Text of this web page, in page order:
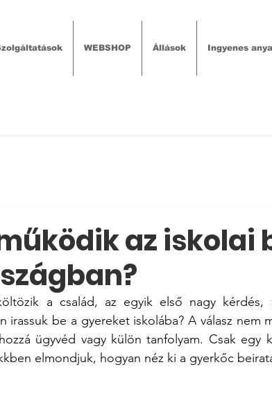
WEBSHOP Állások Ingyenes
az iskolai
a család, az egyik első nagy kérdés,
irassuk be a gyereket iskolába? A válasz nem
ügyvéd vagy külön tanfolyam. Csak egy
elmondjuk, hogyan néz ki a gyerkőc